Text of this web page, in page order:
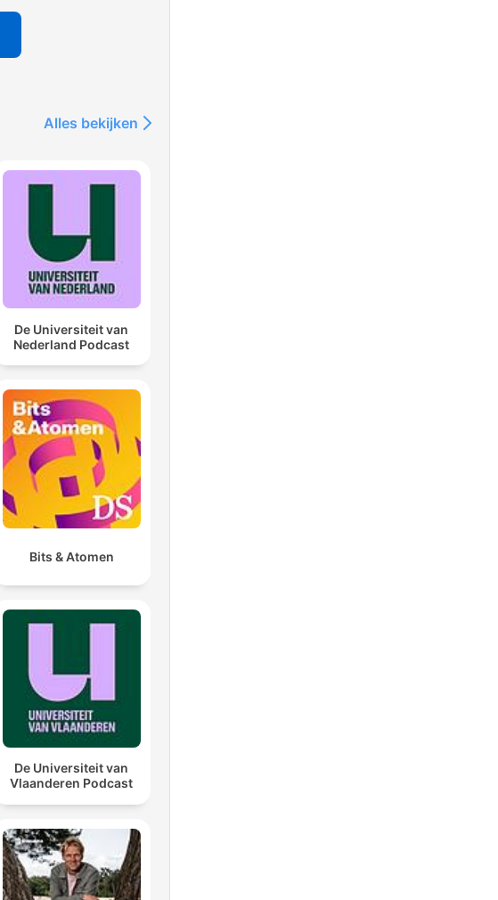
Alles bekijken
De Universiteit van
Nederland Podcast
Bits & Atomen
De Universiteit van
Vlaanderen Podcast